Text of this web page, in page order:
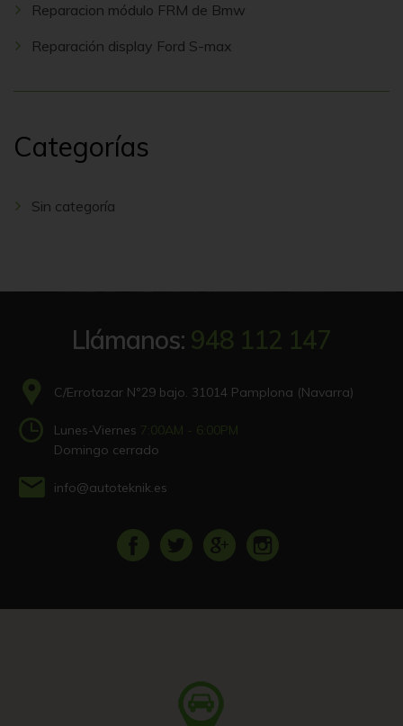
Reparacion módulo FRM de Bmw
Reparación display Ford S-max
Categorías
Sin categoría
Llámanos: 948 112 147
C/Errotazar Nº29 bajo. 31014 Pamplona (Navarra)
Lunes-Viernes 7:00AM - 6:00PM
Domingo cerrado
info@autoteknik.es